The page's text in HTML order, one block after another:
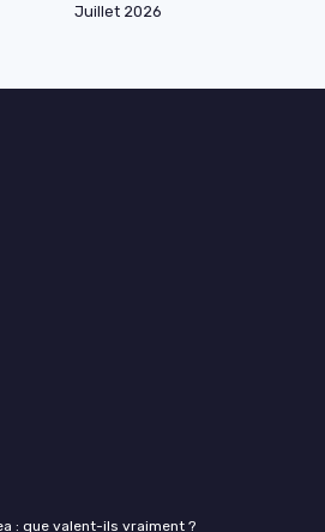
Juillet 2026
: que valent-ils vraiment ?